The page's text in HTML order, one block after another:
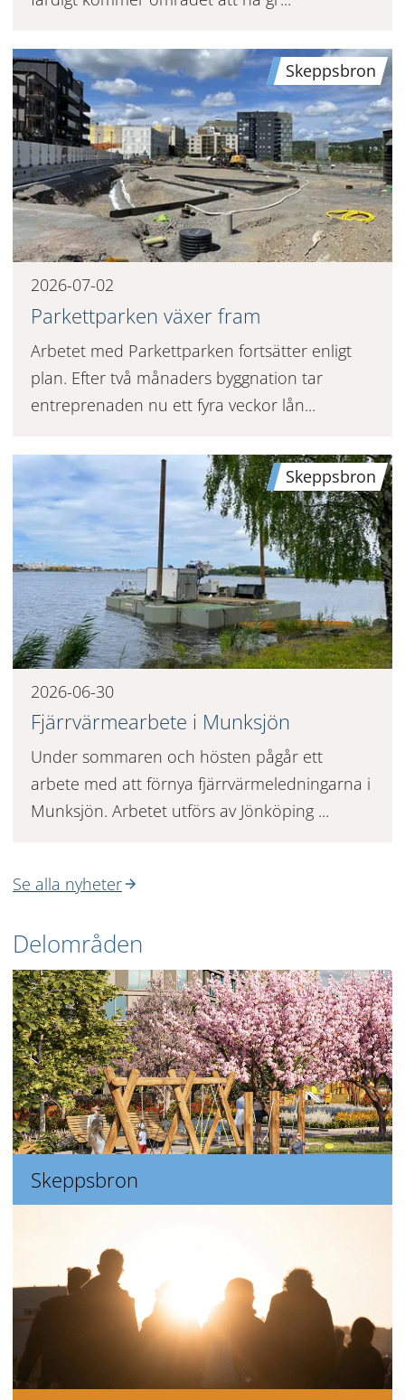
Skeppsbron
2026-07-02
Parkettparken växer fram
Arbetet med Parkettparken fortsätter enligt
plan. Efter två månaders byggnation tar
entreprenaden nu ett fyra veckor lån...
Skeppsbron
2026-06-30
Fjärrvärmearbete i Munksjön
Under sommaren och hösten pågår ett
arbete med att förnya fjärrvärmeledningarna i
Munksjön. Arbetet utförs av Jönköping ...
Se alla nyheter
Delområden
Skeppsbron